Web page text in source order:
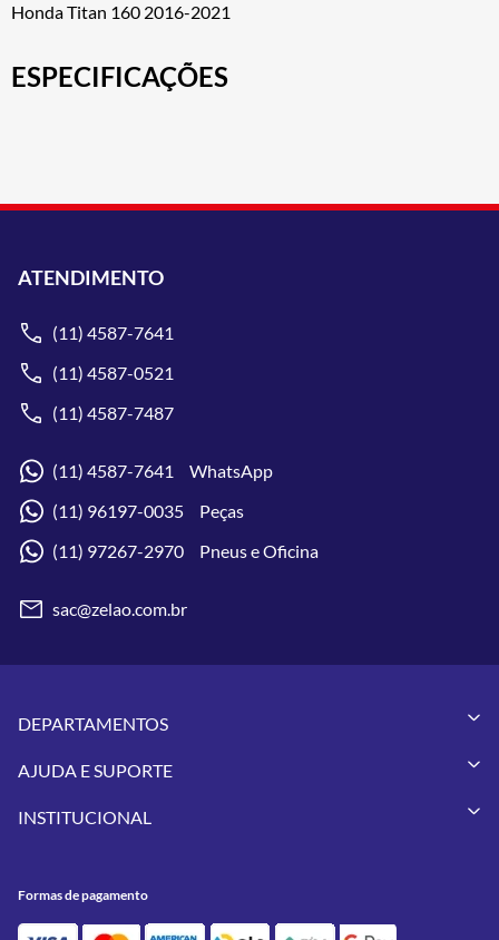
Honda Titan 160 2016-2021
ESPECIFICAÇÕES
ATENDIMENTO
(11) 4587-7641
(11) 4587-0521
(11) 4587-7487
(11) 4587-7641 WhatsApp
(11) 96197-0035 Peças
(11) 97267-2970 Pneus e Oficina
sac@zelao.com.br
DEPARTAMENTOS
Vestuários
Pneus
Utilidades
AJUDA E SUPORTE
Meus Pedidos
INSTITUCIONAL
Contato
Formas de pagamento